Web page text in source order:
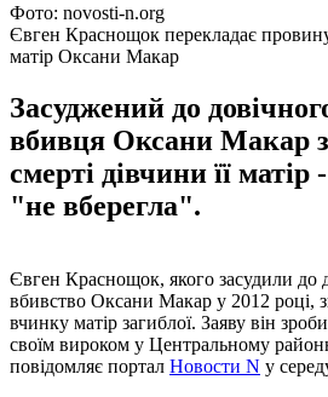
Фото: novosti-n.org
Євген Краснощок перекладає
матір Оксани Макар
Засуджений до
вбивця Оксани Макар
смерті дівчини її
"не вберегла".
Євген Краснощок, якого засудили до
вбивство Оксани Макар у 2012 році,
вчинку матір загиблої. Заяву він
своїм вироком у Центральному
повідомляє портал Новости N у